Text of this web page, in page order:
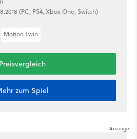
(PC, PS4, Xbox One, Switch)
Motion Twin
Preisvergleich
zum Spiel